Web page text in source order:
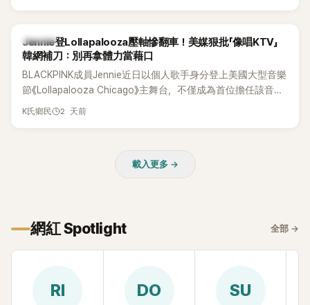
K-POP
Jennie登Lollapalooza壓軸慘翻車！美媒狠批「像唱KTV」
韓網補刀：別再拿體力當藉口
BLACKPINK成員Jennie近日以個人歌手身分登上美國大型音樂
節《Lollapalooza Chicago》主舞台，不僅成為首位擔任該音樂
節Headliner（壓軸主秀）的K-POP女SOLO歌手，寫下全新紀
K氏鄉民 2 天前
載入更多 →
網紅 Spotlight 全部 →
RI DO SU